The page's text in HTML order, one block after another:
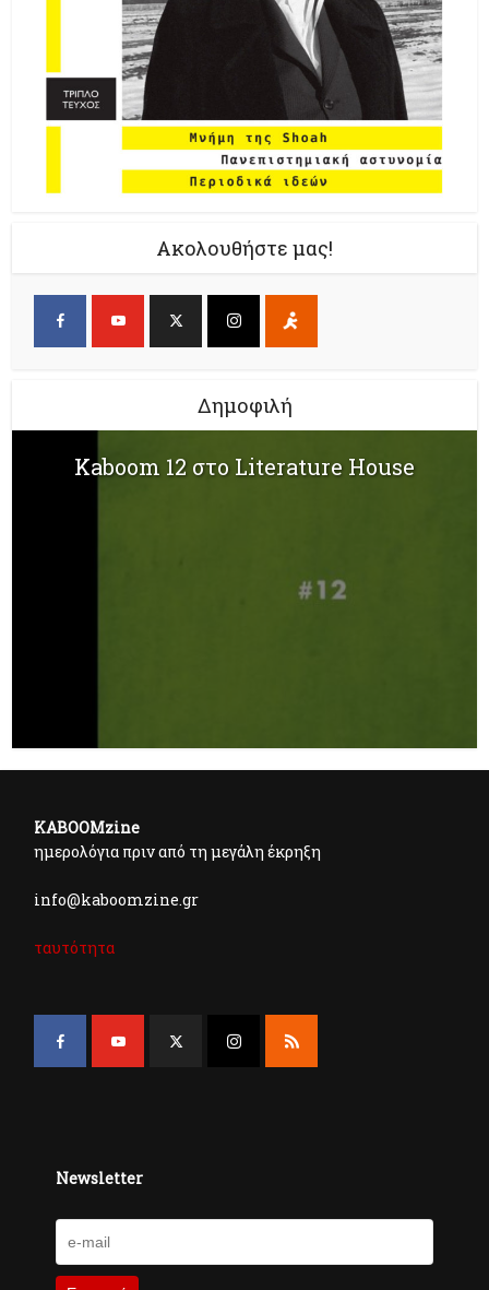
Ακολουθήστε μας!
Δημοφιλή
Kaboom 12 στο Literature House
KABOOMzine
ημερολόγια πριν από τη μεγάλη έκρηξη
info@kaboomzine.gr
ταυτότητα
Newsletter